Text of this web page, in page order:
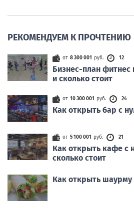
РЕКОМЕНДУЕМ К ПРОЧТЕНИЮ
от 8 300 001 руб. 12
Бизнес-план
и сколько стоит
от 10 300 001 руб. 24
Как открыть бар с
от 5 100 001 руб. 21
Как открыть кафе с
сколько стоит
Как открыть шаурму